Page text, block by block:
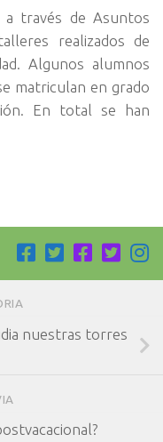
a través de Asuntos
realizados de
Algunos alumnos
matriculan en grado
En total se han
nuestras torres